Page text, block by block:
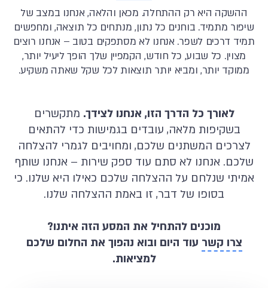
ההשקה היא רק ההתחלה. מכאן והלאה, אנחנו במצב של
שיפור מתמיד. בוחנים כל נתון, מנתחים כל תוצאה, ומחפשים
תמיד דרכים לשפר. אנחנו לא מסתפקים בטוב – אנחנו רוצים
מצוין. כל שבוע, כל חודש, הקמפיין שלך הופך ליעיל יותר,
ממוקד יותר, ומביא יותר תוצאות לכל שקל שאתה משקיע.
לאורך כל הדרך הזו, אנחנו לצידך. מתקשרים
בשקיפות מלאה, עובדים בגמישות כדי להתאים
לצרכים המשתנים שלכם, ומחויבים לגמרי להצלחה
שלכם. אנחנו לא סתם עוד ספק שירות – אנחנו שותף
אמיתי שנלחם על ההצלחה שלכם כאילו היא שלנו. כי
בסופו של דבר, זו באמת ההצלחה שלנו.
מוכנים להתחיל את המסע הזה איתנו?
צרו קשר עוד היום ובוא נהפוך את החלום שלכם
למציאות.